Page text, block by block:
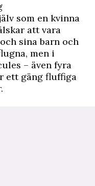
som en kvinna
att vara
sina barn och
men i
– även fyra
ett gäng fluffiga